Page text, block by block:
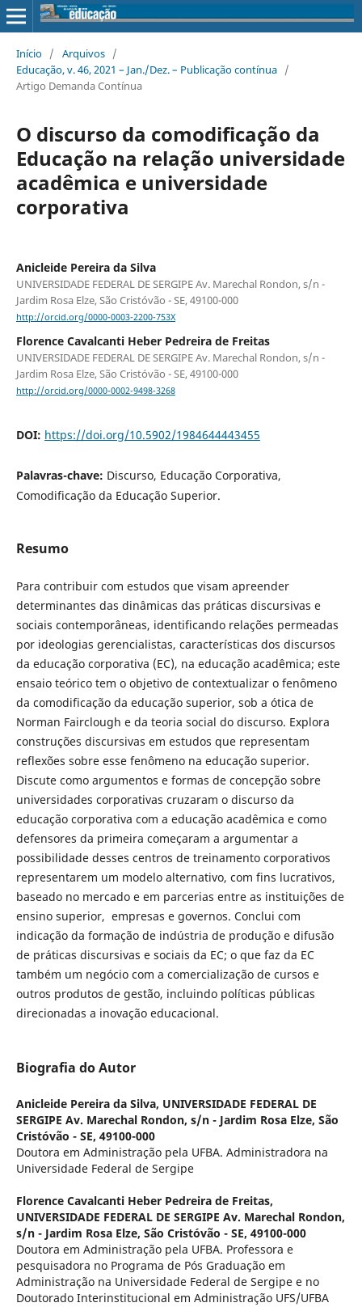
Início / Arquivos /
Educação, v. 46, 2021 – Jan./Dez. – Publicação contínua /
Artigo Demanda Contínua
O discurso da comodificação da
Educação na relação universidade
acadêmica e universidade
corporativa
Anicleide Pereira da Silva
UNIVERSIDADE FEDERAL DE SERGIPE Av. Marechal Rondon, s/n -
Jardim Rosa Elze, São Cristóvão - SE, 49100-000
http://orcid.org/0000-0003-2200-753X
Florence Cavalcanti Heber Pedreira de Freitas
UNIVERSIDADE FEDERAL DE SERGIPE Av. Marechal Rondon, s/n -
Jardim Rosa Elze, São Cristóvão - SE, 49100-000
http://orcid.org/0000-0002-9498-3268
DOI: https://doi.org/10.5902/1984644443455
Palavras-chave: Discurso, Educação Corporativa,
Comodificação da Educação Superior.
Resumo
Para contribuir com estudos que visam apreender
determinantes das dinâmicas das práticas discursivas e
sociais contemporâneas, identificando relações permeadas
por ideologias gerencialistas, características dos discursos
da educação corporativa (EC), na educação acadêmica; este
ensaio teórico tem o objetivo de contextualizar o fenômeno
da comodificação da educação superior, sob a ótica de
Norman Fairclough e da teoria social do discurso. Explora
construções discursivas em estudos que representam
reflexões sobre esse fenômeno na educação superior.
Discute como argumentos e formas de concepção sobre
universidades corporativas cruzaram o discurso da
educação corporativa com a educação acadêmica e como
defensores da primeira começaram a argumentar a
possibilidade desses centros de treinamento corporativos
representarem um modelo alternativo, com fins lucrativos,
baseado no mercado e em parcerias entre as instituições de
ensino superior, empresas e governos. Conclui com
indicação da formação de indústria de produção e difusão
de práticas discursivas e sociais da EC; o que faz da EC
também um negócio com a comercialização de cursos e
outros produtos de gestão, incluindo políticas públicas
direcionadas a inovação educacional.
Biografia do Autor
Anicleide Pereira da Silva, UNIVERSIDADE FEDERAL DE
SERGIPE Av. Marechal Rondon, s/n - Jardim Rosa Elze, São
Cristóvão - SE, 49100-000
Doutora em Administração pela UFBA. Administradora na
Universidade Federal de Sergipe
Florence Cavalcanti Heber Pedreira de Freitas,
UNIVERSIDADE FEDERAL DE SERGIPE Av. Marechal Rondon,
s/n - Jardim Rosa Elze, São Cristóvão - SE, 49100-000
Doutora em Administração pela UFBA. Professora e
pesquisadora no Programa de Pós Graduação em
Administração na Universidade Federal de Sergipe e no
Doutorado Interinstitucional em Administração UFS/UFBA